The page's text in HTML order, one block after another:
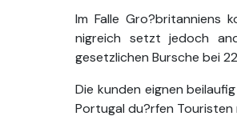
Im Falle Gro?britanniens
nigreich setzt jedoch
gesetzlichen Bursche bei
Die kunden eignen
Portugal du?rfen Touristen